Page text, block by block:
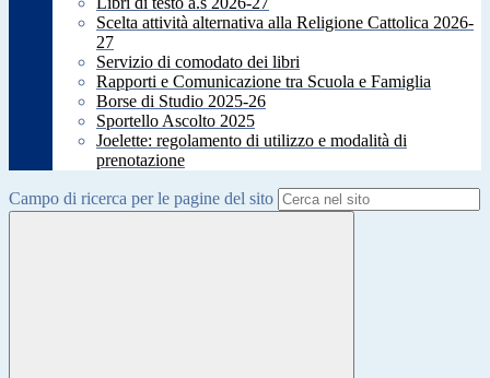
Scelta attività alternativa alla Religione Cattolica 2026-
27
Servizio di comodato dei libri
Rapporti e Comunicazione tra Scuola e Famiglia
Borse di Studio 2025-26
Sportello Ascolto 2025
Joelette: regolamento di utilizzo e modalità di
prenotazione
Campo di ricerca per le pagine del sito